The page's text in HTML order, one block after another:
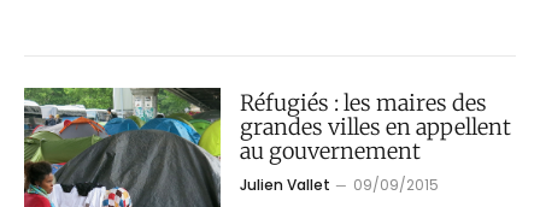
Réfugiés : les maires des
grandes villes en appellent
au gouvernement
Julien Vallet 09/09/2015